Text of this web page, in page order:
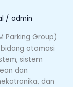
/ admin
Parking Group)
otomasi
sistem
dan
dan